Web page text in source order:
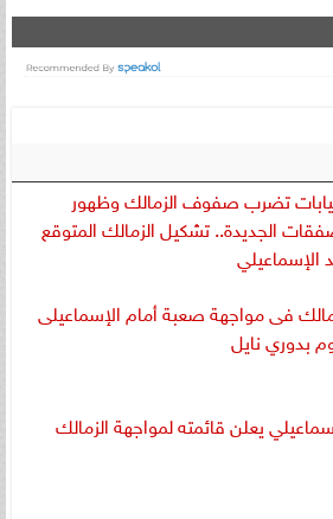
تضرب صفوف الزمالك وظهور
الجديدة.. تشكيل الزمالك المتوقع
فى مواجهة صعبة أمام الإسماعيلى
بدوري نايل
يعلن قائمته لمواجهة الزمالك